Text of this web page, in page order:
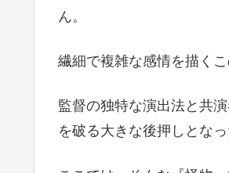
ん。
繊細で複雑な感情を描く
監督の独特な演出法と共
を破る大きな後押しとなっ